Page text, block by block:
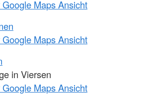
Maps Ansicht
Maps Ansicht
in Viersen
Maps Ansicht